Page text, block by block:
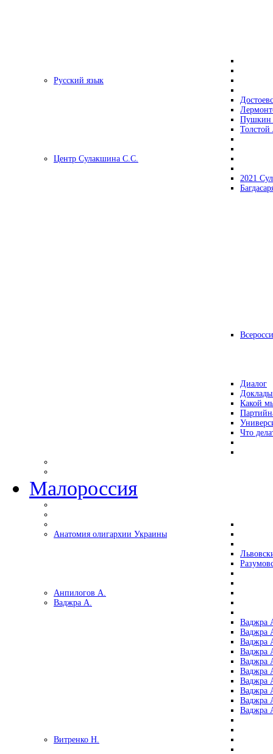
Русский язык
Центр Сулакшина С.С.
2021
Диалог
Какой
Что
Малороссия
Анатомия олигархии Украины
Анпилогов А.
Ваджра А.
Ваджра
Ваджра
Ваджра
Ваджра
Ваджра
Ваджра
Ваджра
Ваджра
Ваджра
Ваджра
Витренко Н.